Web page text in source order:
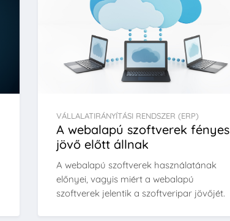
VÁLLALATIRÁNYÍTÁSI RENDSZER (ERP)
A webalapú szoftverek fényes
jövő előtt állnak
A webalapú szoftverek használatának
előnyei, vagyis miért a webalapú
szoftverek jelentik a szoftveripar jövőjét.